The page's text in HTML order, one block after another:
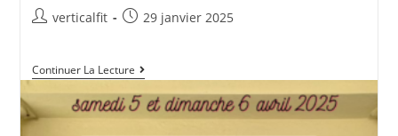
Auteur/autrice
publication :
verticalfit
Publication
29 janvier 2025
Continuer La LectureWorkshops
Souplesse,
Contorsion
Et